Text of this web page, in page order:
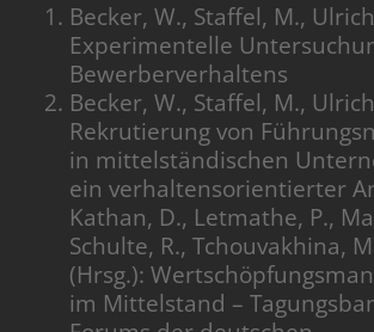
Becker, W., Staffel, M.,
Experimentelle
Bewerberverhaltens
Becker, W., Staffel, M.,
Rekrutierung von
in mittelständischen
ein verhaltensorientierter
Kathan, D., Letmathe, P.,
Schulte, R., Tchouvakhina,
(Hrsg.):
im Mittelstand –